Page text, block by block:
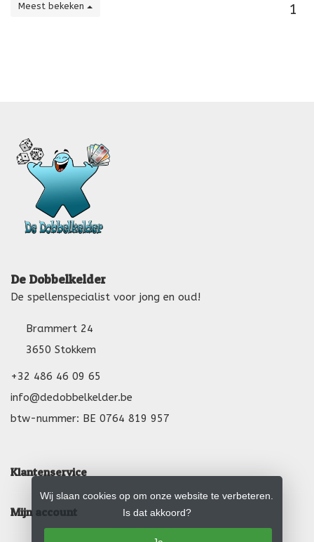
Meest bekeken 1
De Dobbelkelder
De spellenspecialist voor jong en oud!
Brammert 24
3650 Stokkem
+32 486 46 09 65
info@dedobbelkelder.be
btw-nummer: BE 0764 819 957
Klantenservice
Mijn account
Wij slaan cookies op om onze website te verbeteren.
Is dat akkoord?